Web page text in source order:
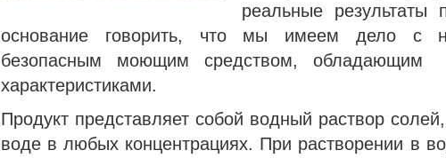
реальные результаты
основание говорить, что мы имеем дело с
безопасным моющим средством, обладающим
характеристиками.
Продукт представляет собой водный раствор
воде в любых концентрациях. При растворении в